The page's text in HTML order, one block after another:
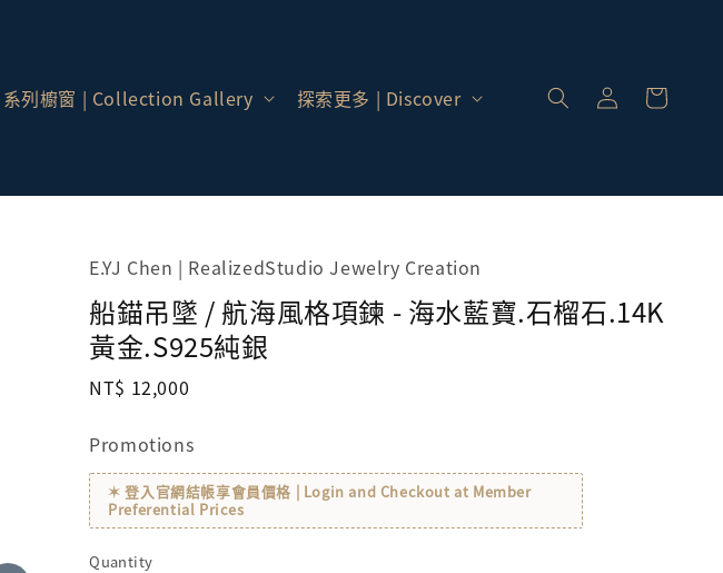
系列櫥窗 | Collection Gallery 探索更多 | Discover
入 |
Log
E.YJ Chen | RealizedStudio Jewelry Creation
船錨吊墜 / 航海風格項鍊 - 海水藍寶.石榴石.14K
黃金.S925純銀
Regular
NT$ 12,000
Promotions
✶ 登入官網結帳享會員價格 | Login and Checkout at Member
Preferential Prices
Quantity